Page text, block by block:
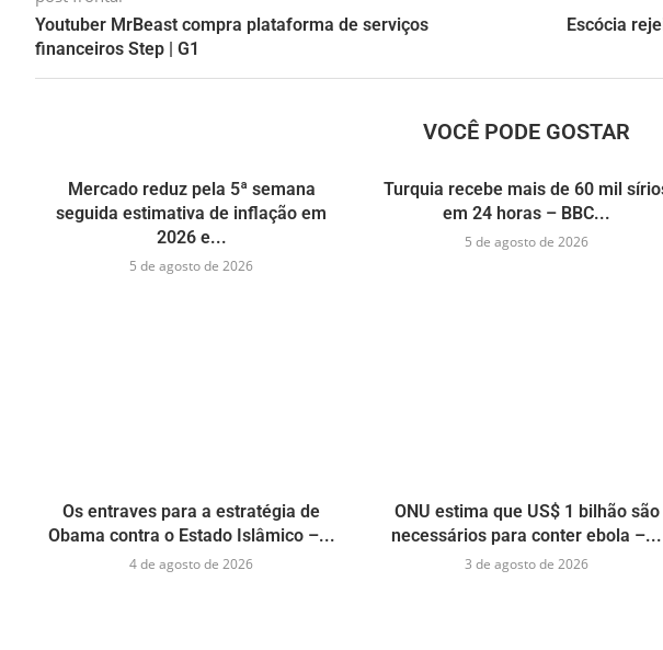
Youtuber MrBeast compra plataforma de serviços
financeiros Step | G1
Escócia
VOCÊ PODE GOSTAR
Mercado reduz pela 5ª semana
seguida estimativa de inflação em
2026 e...
5 de agosto de 2026
Turquia recebe mais de 60 mil
em 24 horas – BBC...
5 de agosto de 2026
Os entraves para a estratégia de
Obama contra o Estado Islâmico –...
4 de agosto de 2026
ONU estima que US$ 1 bilhão são
necessários para conter ebola –...
3 de agosto de 2026